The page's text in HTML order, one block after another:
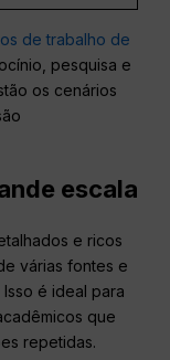
de trabalho de
pesquisa e
os cenários
escala
e ricos
várias fontes e
é ideal para
que
repetidas.